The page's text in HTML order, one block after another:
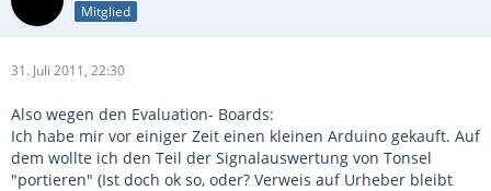
Mitglied
31. Juli 2011, 22:30
Also wegen den Evaluation- Boards:
Ich habe mir vor einiger Zeit einen kleinen Arduino gekauft. Auf
dem wollte ich den Teil der Signalauswertung von Tonsel
"portieren" (Ist doch ok so, oder? Verweis auf Urheber bleibt